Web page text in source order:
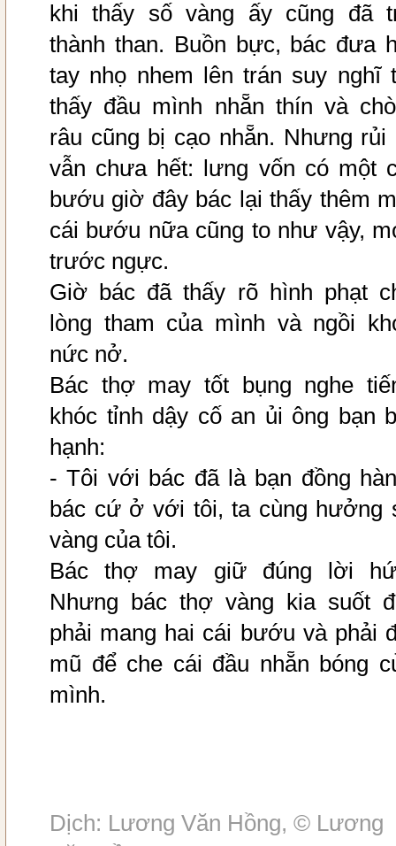
khi thấy số vàng ấy cũng đã
thành than. Buồn bực, bác đưa
tay nhọ nhem lên trán suy nghĩ
thấy đầu mình nhẵn thín và
râu cũng bị cạo nhẵn. Nhưng rủi
vẫn chưa hết: lưng vốn có một
bướu giờ đây bác lại thấy thêm
cái bướu nữa cũng to như vậy,
trước ngực.
Giờ bác đã thấy rõ hình phạt
lòng tham của mình và ngồi
nức nở.
Bác thợ may tốt bụng nghe
khóc tỉnh dậy cố an ủi ông bạn
hạnh:
- Tôi với bác đã là bạn đồng
bác cứ ở với tôi, ta cùng hưởng
vàng của tôi.
Bác thợ may giữ đúng lời
Nhưng bác thợ vàng kia suốt
phải mang hai cái bướu và phải
mũ để che cái đầu nhẵn bóng
mình.
Dịch: Lương Văn Hồng, © Lương